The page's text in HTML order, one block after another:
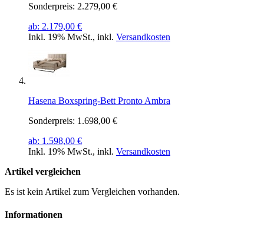
Sonderpreis: 2.279,00 €
ab: 2.179,00 €
Inkl. 19% MwSt., inkl. Versandkosten
Hasena Boxspring-Bett Pronto Ambra
Sonderpreis: 1.698,00 €
ab: 1.598,00 €
Inkl. 19% MwSt., inkl. Versandkosten
Artikel vergleichen
Es ist kein Artikel zum Vergleichen vorhanden.
Informationen